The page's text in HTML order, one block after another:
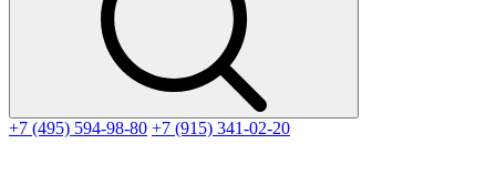
+7 (495) 594-98-80 +7 (915) 341-02-20